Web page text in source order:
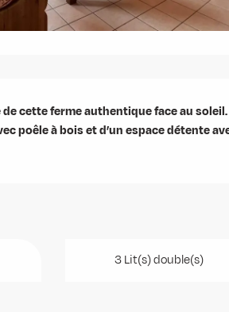
cette ferme authentique face au
poêle à bois et d’un espace détente
3 Lit(s) double(s)